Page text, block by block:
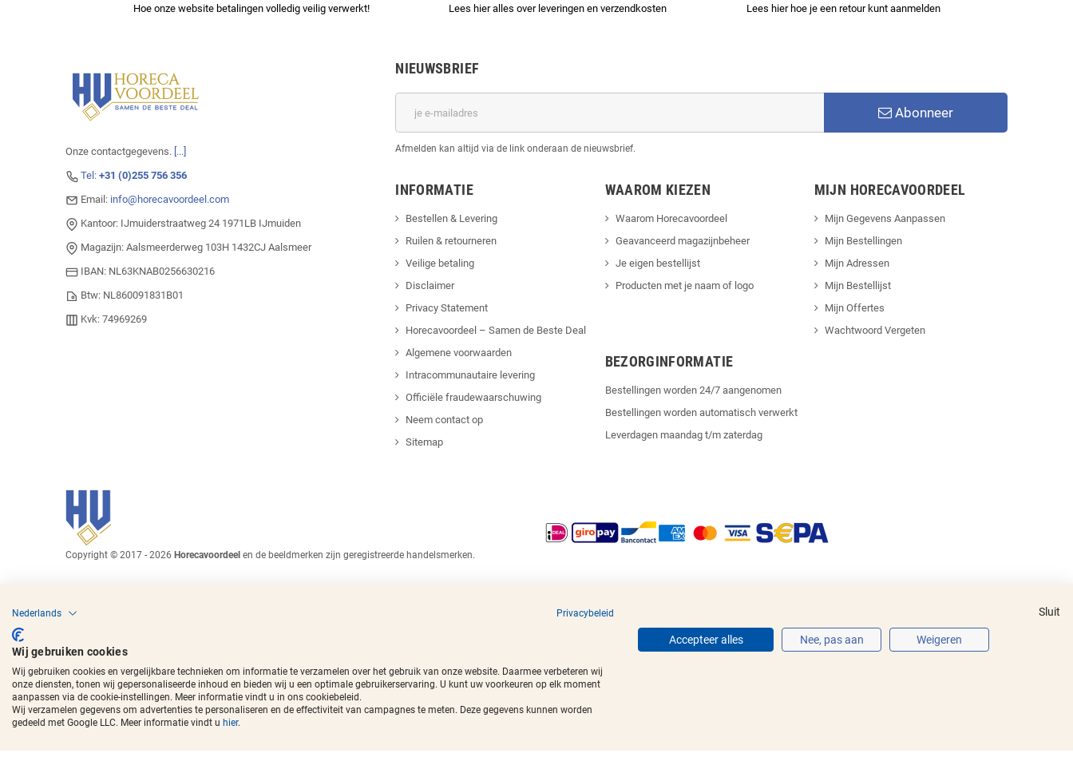
Hoe onze website betalingen volledig veilig verwerkt!
Lees hier alles over leveringen en verzendkosten
Lees hier hoe je een retour kunt aanmelden
Onze contactgegevens. [...]
Tel: +31 (0)255 756 356
Email: info@horecavoordeel.com
Kantoor: IJmuiderstraatweg 24 1971LB IJmuiden
Magazijn: Aalsmeerderweg 103H 1432CJ Aalsmeer
IBAN: NL63KNAB0256630216
Btw: NL860091831B01
Kvk: 74969269
NIEUWSBRIEF
Abonneer
Afmelden kan altijd via de link onderaan de nieuwsbrief.
INFORMATIE
Bestellen & Levering
Ruilen & retourneren
Veilige betaling
Disclaimer
Privacy Statement
Horecavoordeel – Samen de Beste Deal
Algemene voorwaarden
Intracommunautaire levering
Officiële fraudewaarschuwing
Neem contact op
Sitemap
WAAROM KIEZEN
Waarom Horecavoordeel
Geavanceerd magazijnbeheer
Je eigen bestellijst
Producten met je naam of logo
MIJN HORECAVOORDEEL
Mijn Gegevens Aanpassen
Mijn Bestellingen
Mijn Adressen
Mijn Bestellijst
Mijn Offertes
Wachtwoord Vergeten
BEZORGINFORMATIE
Bestellingen worden 24/7 aangenomen
Bestellingen worden automatisch verwerkt
Leverdagen maandag t/m zaterdag
Copyright © 2017 - 2026 Horecavoordeel en de beeldmerken zijn geregistreerde handelsmerken.
Sluit
Nederlands Privacybeleid
Wij gebruiken cookies
Wij gebruiken cookies en vergelijkbare technieken om informatie te verzamelen over het gebruik van onze website. Daarmee verbeteren wij
onze diensten, tonen wij gepersonaliseerde inhoud en bieden wij u een optimale gebruikerservaring. U kunt uw voorkeuren op elk moment
aanpassen via de cookie-instellingen. Meer informatie vindt u in ons cookiebeleid.
Wij verzamelen gegevens om advertenties te personaliseren en de effectiviteit van campagnes te meten. Deze gegevens kunnen worden
gedeeld met Google LLC. Meer informatie vindt u hier.
Accepteer alles Nee, pas aan Weigeren